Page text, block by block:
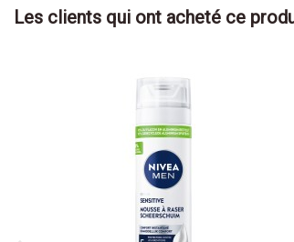
Les clients qui ont acheté ce